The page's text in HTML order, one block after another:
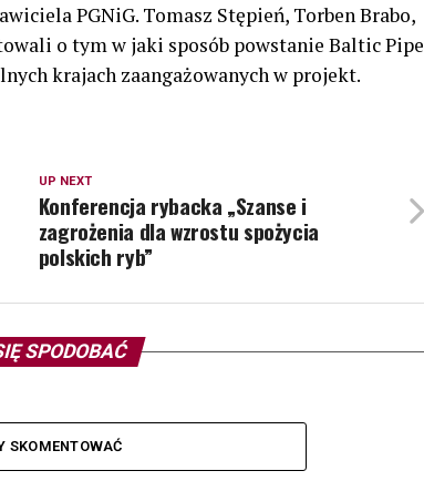
PGNiG. Tomasz Stępień, Torben Brabo,
o tym w jaki sposób powstanie Baltic Pipe
krajach zaangażowanych w projekt.
UP NEXT
Konferencja rybacka „Szanse i
zagrożenia dla wzrostu spożycia
polskich ryb”
SPODOBAĆ
SKOMENTOWAĆ